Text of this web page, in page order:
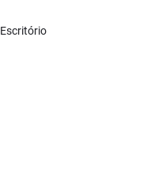
Escritório